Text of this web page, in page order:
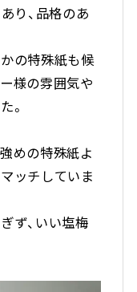
り、品格のあ
の特殊紙も候
様の雰囲気や
。
めの特殊紙よ
ッチしていま
ず、いい塩梅